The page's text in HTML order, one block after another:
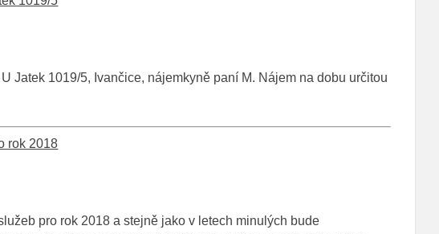
Jatek 1019/5, Ivančice, nájemkyně paní M. Nájem na dobu určitou
rok 2018
pro rok 2018 a stejně jako v letech minulých bude